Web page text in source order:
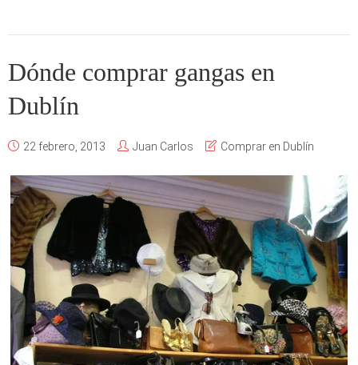
Dónde comprar gangas en
Dublín
22 febrero, 2013 Juan Carlos Comprar en Dublín